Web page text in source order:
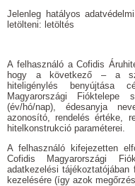
Jelenleg hatályos
letölteni: letöltés
A felhasználó a Cofidis
hogy a következő – a
hiteligénylés benyújtása
Magyarországi
(év/hó/nap), édesanyja
azonosító, rendelés értéke,
hitelkonstrukció paraméterei.
A felhasználó kifejezetten
Cofidis Magyarországi
adatkezelési
kezelésére (így azok